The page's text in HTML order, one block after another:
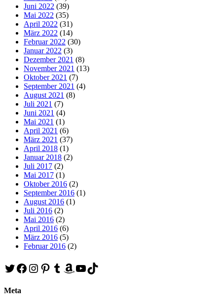
Juni 2022 (39)
Mai 2022 (35)
April 2022 (31)
März 2022 (14)
Februar 2022 (30)
Januar 2022 (3)
Dezember 2021 (8)
November 2021 (13)
Oktober 2021 (7)
September 2021 (4)
August 2021 (8)
Juli 2021 (7)
Juni 2021 (4)
Mai 2021 (1)
April 2021 (6)
März 2021 (37)
April 2018 (1)
Januar 2018 (2)
Juli 2017 (2)
Mai 2017 (1)
Oktober 2016 (2)
September 2016 (1)
August 2016 (1)
Juli 2016 (2)
Mai 2016 (2)
April 2016 (6)
März 2016 (5)
Februar 2016 (2)
Twitter
Facebook
Instagram
Pinterest
Tumblr
Amazon
YouTube
TikTok
Meta